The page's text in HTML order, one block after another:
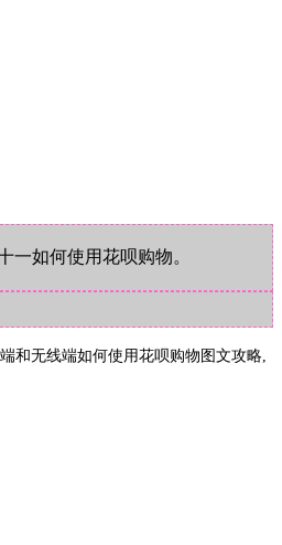
如何使用花呗购物。
和无线端如何使用花呗购物图文攻略,